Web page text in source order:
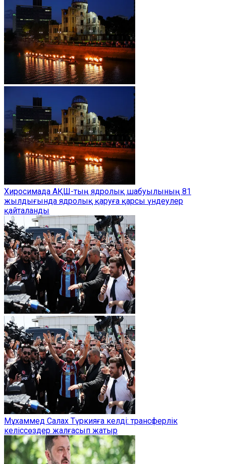
Хиросимада АҚШ-тың ядролық шабуылының 81
жылдығында ядролық қаруға қарсы үндеулер
қайталанды
Мұхаммед Салах Түркияға келді: трансферлік
келіссөздер жалғасып жатыр